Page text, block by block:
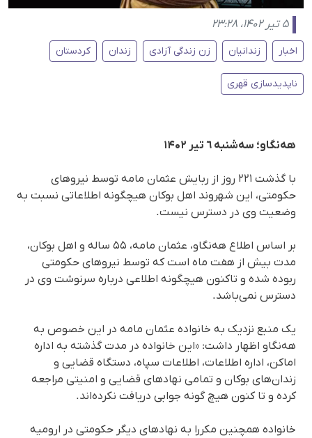
۵ تیر ۱۴۰۲، ۲۳:۲۸
اخبار زندانیان زن زندگی آزادی زندان کردستان
ناپدیدسازی قهری
هه‌نگاو؛ سەشنبه ٦ تیر ۱۴۰۲
با گذشت ٢٢١ روز از ربایش عثمان مامه توسط نیروهای
حکومتی، این شهروند اهل بوکان هیچگونه اطلاعاتی نسبت به
وضعیت وی در دسترس نیست.
بر اساس اطلاع هه‌نگاو، عثمان مامه، ۵۵ ساله و اهل بوکان،
مدت بیش از هفت ماه است که توسط نیروهای حکومتی
ربوده شده و تاکنون هیچگونه اطلاعی درباره سرنوشت وی در
دسترس نمی‌باشد.
یک منبع نزدیک به خانواده عثمان مامه در این خصوص به
هه‌نگاو اظهار داشت: «این خانواده در مدت گذشته به اداره
اماکن، اداره اطلاعات، اطلاعات سپاه، دستگاه‌ قضایی و
زندان‌های بوکان و تمامی نهادهای قضایی و امنیتی مراجعه
کرده و تا کنون هیچ گونه جوابی دریافت نکرده‌اند.
خانواده همچنین مکررا به نهادهای دیگر حکومتی در ارومیه